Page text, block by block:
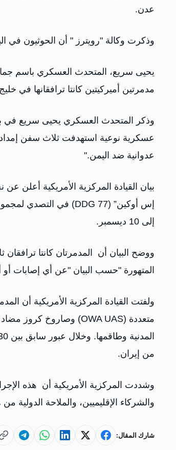
عدن.
وذكرت وكالة "رويترز " أن ‏الحوثيون في اليمن ، استهدفوا 3 سفن إمداد،
يحيى سريع، المتحدث العسكري باسم
مدمرتين أميركيتين كانتا ترافقانها في
وذكر المتحدث العسكري يحيى سريع في
عسكرية نوعية استهدفت ثلاث سفن إمداد
عدوانية ضد اليمن."
إلى 10 ديسمبر.
ووضح البيان أن المدمرتان كانتا
المتهورة "حسب البيان "عن أي إصابات أو
ولفتت القيادة المركزية الأمريكية أن
من إيران.
وشددت المركزية الأمريكية أن هذه
والشركاء الإقليميين، والملاحة
شارك المقال: